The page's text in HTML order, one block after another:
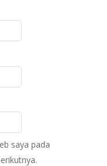
saya pada